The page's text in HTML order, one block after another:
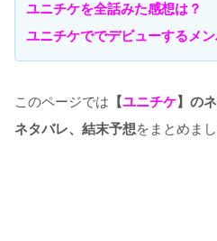
ユニチケを全話みた感想は？
ユニチケででデビューするメン
このページでは 【ユニチケ】の
ネタバレ、結末予想をまとめまし